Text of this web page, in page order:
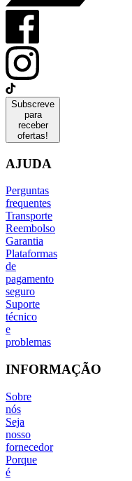
Subscreve
para
receber
ofertas!
AJUDA
Perguntas
frequentes
Transporte
Reembolso
Garantia
Plataformas
de
pagamento
seguro
Suporte
técnico
e
problemas
INFORMAÇÃO
Sobre
nós
Seja
nosso
fornecedor
Porque
é